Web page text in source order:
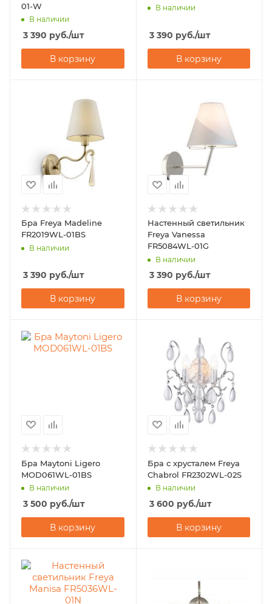
01-W
В наличии
3 390 руб./шт
В корзину
В наличии
3 390 руб./шт
В корзину
Бра Freya Madeline
FR2019WL-01BS
В наличии
3 390 руб./шт
В корзину
Настенный светильник
Freya Vanessa
FR5084WL-01G
В наличии
3 390 руб./шт
В корзину
Бра Maytoni Ligero
MOD061WL-01BS
В наличии
3 500 руб./шт
В корзину
Бра с хрусталем Freya
Chabrol FR2302WL-02S
В наличии
3 600 руб./шт
В корзину